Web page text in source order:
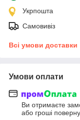
Укрпошта
Самовивіз
Всі умови доставки
Умови оплати
Ви отримаєте
або гроші